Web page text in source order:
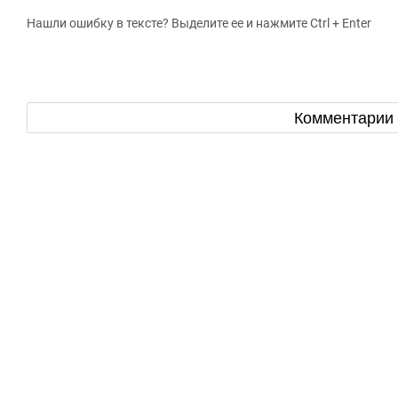
Нашли ошибку в тексте? Выделите ее и нажмите Ctrl + Enter
Комментарии